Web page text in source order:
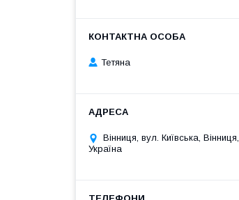
Тетяна
Вінниця, вул. Київська, Вінниця,
Україна